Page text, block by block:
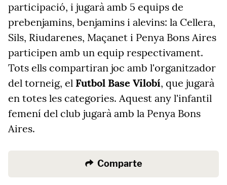
participació, i jugarà amb 5 equips de
prebenjamins, benjamins i alevins: la Cellera,
Sils, Riudarenes, Maçanet i Penya Bons Aires
participen amb un equip respectivament.
Tots ells compartiran joc amb l'organitzador
del torneig, el Futbol Base Vilobí, que jugarà
en totes les categories. Aquest any l'infantil
femení del club jugarà amb la Penya Bons
Aires.
Comparte